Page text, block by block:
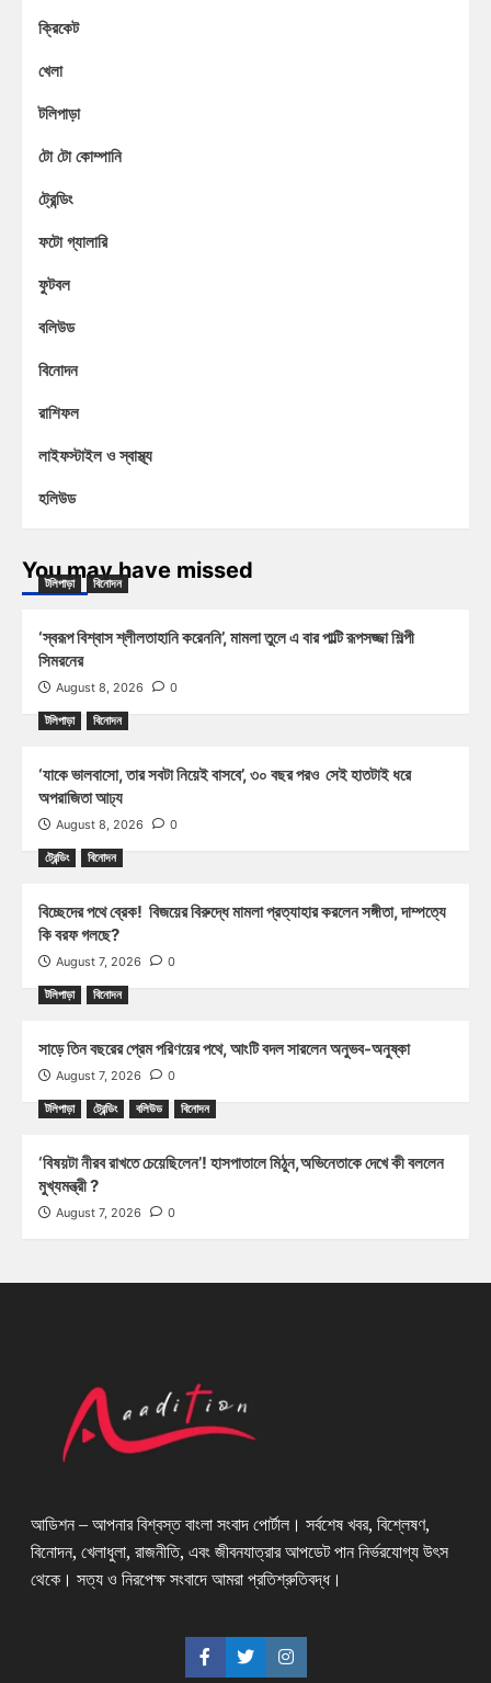
ক্রিকেট
খেলা
টলিপাড়া
টো টো কোম্পানি
ট্রেন্ডিং
ফটো গ্যালারি
ফুটবল
বলিউড
বিনোদন
রাশিফল
লাইফস্টাইল ও স্বাস্থ্য
হলিউড
You may have missed
টলিপাড়া বিনোদন
‘স্বরূপ বিশ্বাস শ্লীলতাহানি করেননি’, মামলা তুলে এ বার পাল্টি রূপসজ্জা শিল্পী
সিমরনের
August 8, 2026 0
টলিপাড়া বিনোদন
‘যাকে ভালবাসো, তার সবটা নিয়েই বাসবে’, ৩০ বছর পরও সেই হাতটাই ধরে
অপরাজিতা আঢ্য
August 8, 2026 0
ট্রেন্ডিং বিনোদন
বিচ্ছেদের পথে ব্রেক! বিজয়ের বিরুদ্ধে মামলা প্রত্যাহার করলেন সঙ্গীতা, দাম্পত্যে
কি বরফ গলছে?
August 7, 2026 0
টলিপাড়া বিনোদন
সাড়ে তিন বছরের প্রেম পরিণয়ের পথে, আংটি বদল সারলেন অনুভব-অনুষ্কা
August 7, 2026 0
টলিপাড়া ট্রেন্ডিং বলিউড বিনোদন
‘বিষয়টা নীরব রাখতে চেয়েছিলেন’! হাসপাতালে মিঠুন,অভিনেতাকে দেখে কী বললেন
মুখ্যমন্ত্রী ?
August 7, 2026 0
আডিশন – আপনার বিশ্বস্ত বাংলা সংবাদ পোর্টাল। সর্বশেষ খবর, বিশ্লেষণ,
বিনোদন, খেলাধুলা, রাজনীতি, এবং জীবনযাত্রার আপডেট পান নির্ভরযোগ্য উৎস
থেকে। সত্য ও নিরপেক্ষ সংবাদে আমরা প্রতিশ্রুতিবদ্ধ।